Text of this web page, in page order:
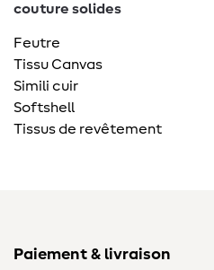
couture solides
Feutre
Tissu Canvas
Simili cuir
Softshell
Tissus de revêtement
Paiement & livraison